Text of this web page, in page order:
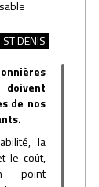
DENIS
de nos
la
le coût,
point